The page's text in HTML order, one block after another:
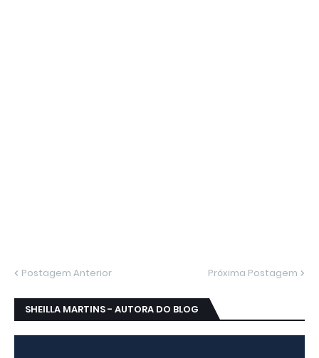
Postagem Anterior Próxima Postagem
SHEILLA MARTINS - AUTORA DO BLOG